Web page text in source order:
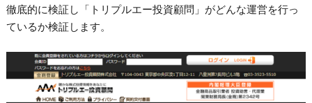
徹底的に検証し「トリプルエー投資顧問」がどんな運営を行っ
ているか検証します。